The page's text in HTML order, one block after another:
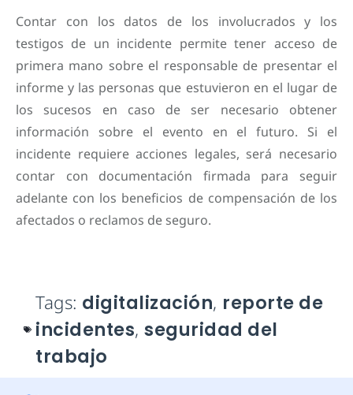
Contar con los datos de los involucrados y los
testigos de un incidente permite tener acceso de
primera mano sobre el responsable de presentar el
informe y las personas que estuvieron en el lugar de
los sucesos en caso de ser necesario obtener
información sobre el evento en el futuro. Si el
incidente requiere acciones legales, será necesario
contar con documentación firmada para seguir
adelante con los beneficios de compensación de los
afectados o reclamos de seguro.
Tags: digitalización, reporte de
incidentes, seguridad del
trabajo